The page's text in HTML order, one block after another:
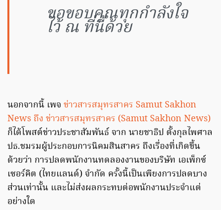
ขอขอบคุณทุกกำลังใจ
ไว้ ณ ที่นี้ด้วย
นอกจากนี้ ‎เพจ ข่าวสารสมุทรสาคร Samut Sakhon
News‎ ถึง ข่าวสารสมุทรสาคร (Samut Sakhon News)
ก็ได้โพสต์ข่าวประชาสัมพันธ์ จาก นายชาธิป ตั้งกุลไพศาล
ปธ.ชมรมผู้ประกอบการนิคมสินสาคร ถึงเรื่องที่เกิดขึ้น
ด้วยว่า การปลดพนักงานทดลองงานของบริษัท เอเพ็กซ์
เซอร์คิต (ไทยแลนด์) จำกัด ครั้งนี้เป็นเพียงการปลดบาง
ส่วนเท่านั้น และไม่ส่งผลกระทบต่อพนักงานประจำแต่
อย่างใด